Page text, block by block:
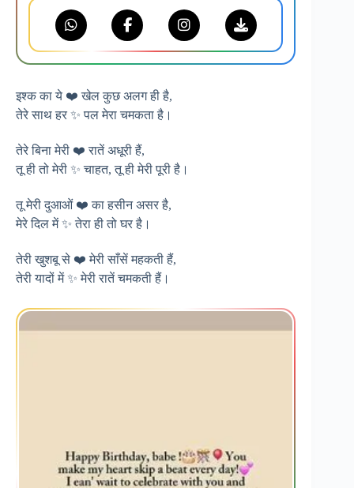
इश्क का ये ❤️ खेल कुछ अलग ही है,
तेरे साथ हर ✨ पल मेरा चमकता है।
तेरे बिना मेरी ❤️ रातें अधूरी हैं,
तू ही तो मेरी ✨ चाहत, तू ही मेरी पूरी है।
तू मेरी दुआओं ❤️ का हसीन असर है,
मेरे दिल में ✨ तेरा ही तो घर है।
तेरी खुशबू से ❤️ मेरी साँसें महकती हैं,
तेरी यादों में ✨ मेरी रातें चमकती हैं।